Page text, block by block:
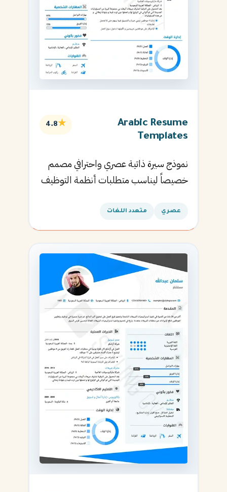
Arabic Resume
Templates
★
4.8
نموذج سيرة ذاتية عصري واحترافي مصمم
خصيصاً ليناسب متطلبات أنظمة التوظيف
القادمة.
عصري متعدد اللغات